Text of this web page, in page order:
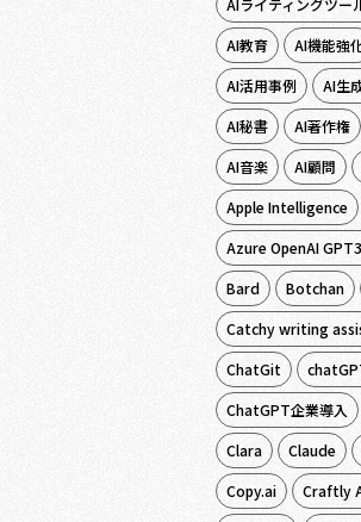
AIライティングツー
AI教育
AI機能強
AI活用事例
AI生
AI秘書
AI著作権
AI音楽
AI顧問
Apple Intelligence
Azure OpenAI
Bard
Botchan
Catchy writing
ChatGit
ChatGPT企業導入
Clara
Claude
Copy.ai
Craftly